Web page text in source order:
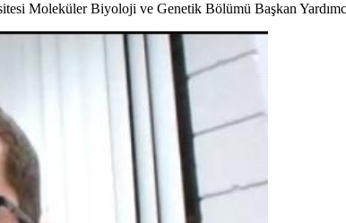
Moleküler Biyoloji ve Genetik Bölümü Başkan